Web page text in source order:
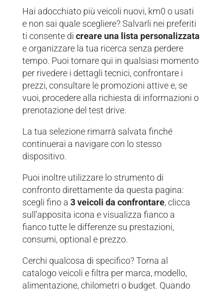
Hai adocchiato più veicoli nuovi, km0 o usati
e non sai quale scegliere? Salvarli nei preferiti
ti consente di creare una lista personalizzata
e organizzare la tua ricerca senza perdere
tempo. Puoi tornare qui in qualsiasi momento
per rivedere i dettagli tecnici, confrontare i
prezzi, consultare le promozioni attive e, se
vuoi, procedere alla richiesta di informazioni o
prenotazione del test drive.
La tua selezione rimarrà salvata finché
continuerai a navigare con lo stesso
dispositivo.
Puoi inoltre utilizzare lo strumento di
confronto direttamente da questa pagina:
scegli fino a 3 veicoli da confrontare, clicca
sull’apposita icona e visualizza fianco a
fianco tutte le differenze su prestazioni,
consumi, optional e prezzo.
Cerchi qualcosa di specifico? Torna al
catalogo veicoli e filtra per marca, modello,
alimentazione, chilometri o budget. Quando